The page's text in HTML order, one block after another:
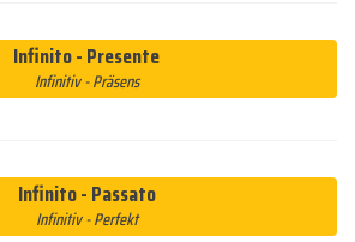
Infinito - Presente
Infinitiv - Präsens
Infinito - Passato
Infinitiv - Perfekt